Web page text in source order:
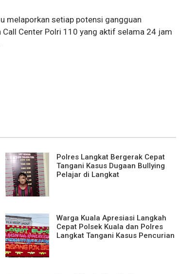
melaporkan setiap potensi gangguan
Center Polri 110 yang aktif selama 24 jam
Polres Langkat Bergerak Cepat
Tangani Kasus Dugaan Bullying
Pelajar di Langkat
Warga Kuala Apresiasi Langkah
Cepat Polsek Kuala dan Polres
Langkat Tangani Kasus Pencurian